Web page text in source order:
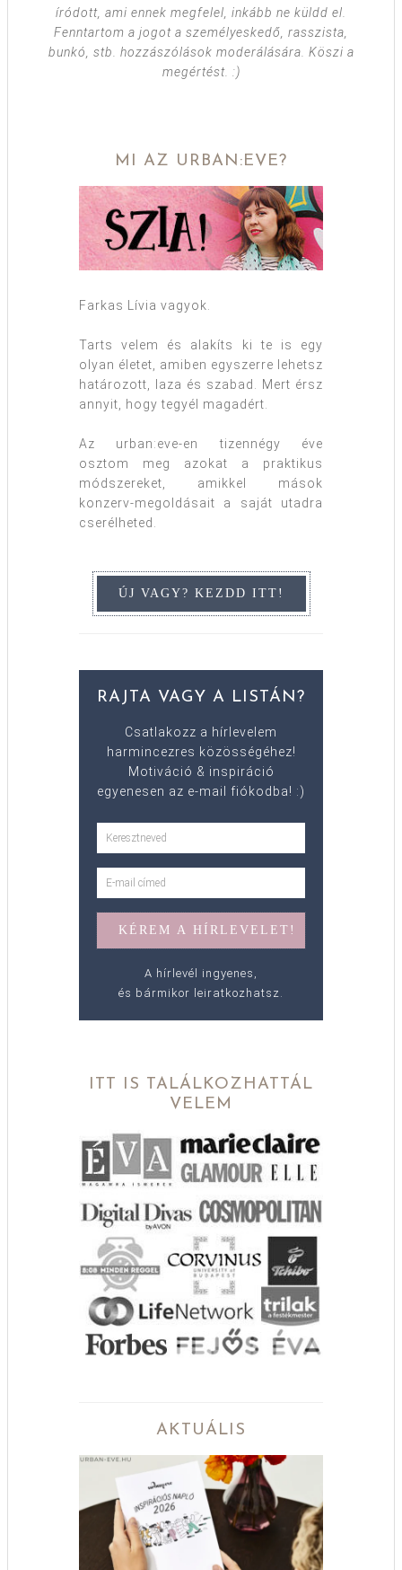
íródott, ami ennek megfelel, inkább ne küldd el.
Fenntartom a jogot a személyeskedő, rasszista,
bunkó, stb. hozzászólások moderálására. Köszi a
megértést. :)
MI AZ URBAN:EVE?
Farkas Lívia vagyok.
Tarts velem és alakíts ki te is egy
olyan életet, amiben egyszerre lehetsz
határozott, laza és szabad. Mert érsz
annyit, hogy tegyél magadért.
Az urban:eve-en tizennégy éve
osztom meg azokat a praktikus
módszereket, amikkel mások
konzerv-megoldásait a saját utadra
cserélheted.
RAJTA VAGY A LISTÁN?
Csatlakozz a hírlevelem
harmincezres közösségéhez!
Motiváció & inspiráció
egyenesen az e-mail fiókodba! :)
A hírlevél ingyenes,
és bármikor leiratkozhatsz.
ITT IS TALÁLKOZHATTÁL
VELEM
AKTUÁLIS